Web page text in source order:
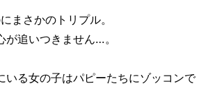
まさかのトリプル。
が追いつきません…。
いる女の子はパピーたちにゾッコンで